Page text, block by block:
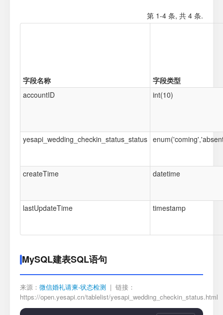
第 1-4 条, 共 4 条.
字段名称
字段类型
accountID
int(10)
yesapi_wedding_checkin_status_status
createTime datetime
lastUpdateTime timestamp
MySQL建表SQL语句
来源： 微信婚礼请柬-状态检测 | 链接：
https://open.yesapi.cn/tablelist/yesapi_wedding_checkin_status.html